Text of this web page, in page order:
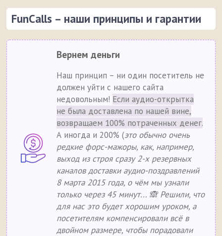
FunCalls – наши принципы и гарантии
Вернем деньги
Наш принцип – ни один посетитель не
должен уйти с нашего сайта
недовольным! Если аудио-открытка
не была доставлена по нашей вине,
возвращаем 100% потраченных денег.
А иногда и 200% (это обычно очень
редкие форс-мажоры, как, например,
выход из строя сразу 2-х резервных
каналов доставки аудио-поздравлений
8 марта 2015 года, о чём мы узнали
только через 45 минут... 🙈 Решили, что
для нас это будет хорошим уроком, а
посетителям компенсировали всё в
двойном размере, чтобы порадовали